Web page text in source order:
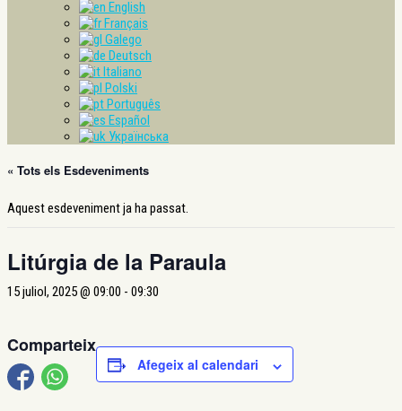
English
Français
Galego
Deutsch
Italiano
Polski
Português
Español
Українська
« Tots els Esdeveniments
Aquest esdeveniment ja ha passat.
Litúrgia de la Paraula
15 juliol, 2025 @ 09:00 - 09:30
Comparteix
Afegeix al calendari